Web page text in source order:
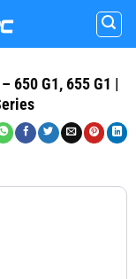
650 G1, 655 G1 |